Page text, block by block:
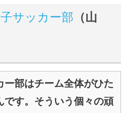
サッカー部 （山
ー部はチーム全体がひた
です。そういう個々の頑